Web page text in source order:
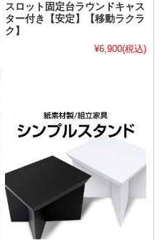
スロット固定台ラウンドキャス
ター付き【安定】【移動ラクラ
ク】
¥6,900(税込)